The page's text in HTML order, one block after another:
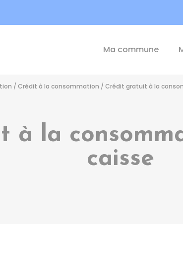
Ma commune
/ Crédit à la consommation / Crédit gratuit à la
à la
caisse